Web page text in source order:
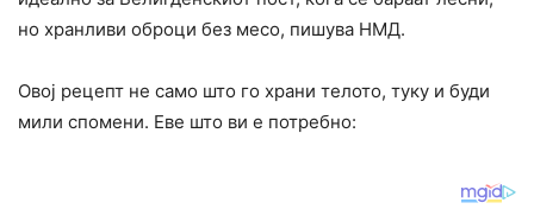
но хранливи оброци без месо, пишува НМД.
Овој рецепт не само што го храни телото, туку и буди
мили спомени. Еве што ви е потребно: